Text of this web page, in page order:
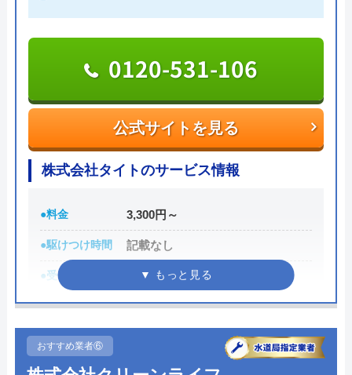
た場合には、スタッフから渡されている名刺の裏に
書かれている番号に電話すれば、各エリアの担当が
も不要です。施工前に必ず修理内容と費用を提示
し、施主が納得した上で修理を行います。
公式サイトを見る
0120-707-053
受付時間 24時間
運営会社 株式会社クリーンライフ
代表者 元村祐次
公式サイトを見る
0120-531-106
株式会社タイトのサービス情報
●料金 3,300円～
●駆けつけ時間 記載なし
●受付時間 24時間
●定休日 元旦のみ
●累計実績
詳細は公式HPでご確認ください
おすすめ業者⑥